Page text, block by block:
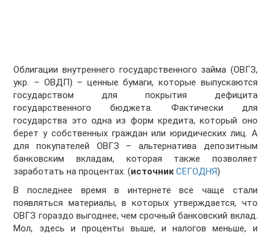
Облигации внутреннего государственного займа (ОВГЗ,
укр. – ОВДП) – ценные бумаги, которые выпускаются
государством для покрытия дефицита
государственного бюджета. Фактически для
государства это одна из форм кредита, который оно
берет у собственных граждан или юридических лиц. А
для покупателей ОВГЗ – альтернатива депозитным
банковским вкладам, которая также позволяет
заработать на процентах. (источник СЕГОДНЯ)
В последнее время в интернете все чаще стали
появляться материалы, в которых утверждается, что
ОВГЗ гораздо выгоднее, чем срочный банковский вклад.
Мол, здесь и проценты выше, и налогов меньше, и